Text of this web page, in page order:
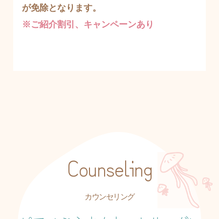
が免除となります。
※ご紹介割引、キャンペーンあり
Counseling
カウンセリング